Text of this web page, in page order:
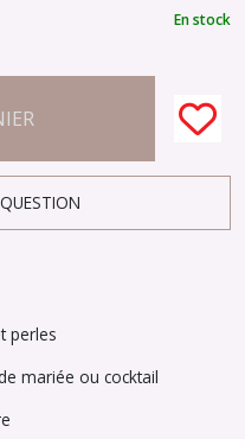
En stock
perles
mariée ou cocktail